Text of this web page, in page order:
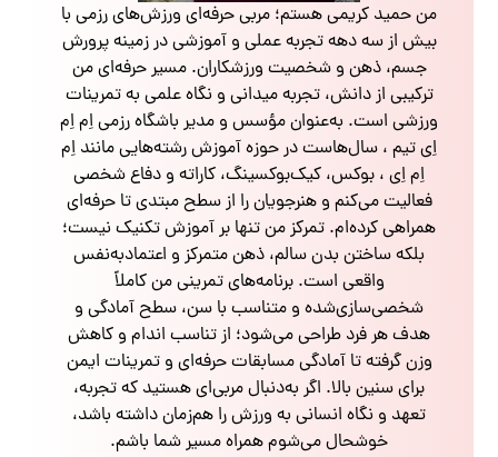
من حمید کریمی هستم؛ مربی حرفه‌ای ورزش‌های رزمی با
بیش از سه دهه تجربه عملی و آموزشی در زمینه پرورش
جسم، ذهن و شخصیت ورزشکاران. مسیر حرفه‌ای من
ترکیبی از دانش، تجربه میدانی و نگاه علمی به تمرینات
ورزشی است. به‌عنوان مؤسس و مدیر باشگاه رزمی اِم اِم
اِی تیم ، سال‌هاست در حوزه آموزش رشته‌هایی مانند اِم
اِم اِی ، بوکس، کیک‌بوکسینگ، کاراته و دفاع شخصی
فعالیت می‌کنم و هنرجویان را از سطح مبتدی تا حرفه‌ای
همراهی کرده‌ام. تمرکز من تنها بر آموزش تکنیک نیست؛
بلکه ساختن بدن سالم، ذهن متمرکز و اعتمادبه‌نفس
واقعی است. برنامه‌های تمرینی من کاملاً
شخصی‌سازی‌شده و متناسب با سن، سطح آمادگی و
هدف هر فرد طراحی می‌شود؛ از تناسب اندام و کاهش
وزن گرفته تا آمادگی مسابقات حرفه‌ای و تمرینات ایمن
برای سنین بالا. اگر به‌دنبال مربی‌ای هستید که تجربه،
تعهد و نگاه انسانی به ورزش را هم‌زمان داشته باشد،
خوشحال می‌شوم همراه مسیر شما باشم.